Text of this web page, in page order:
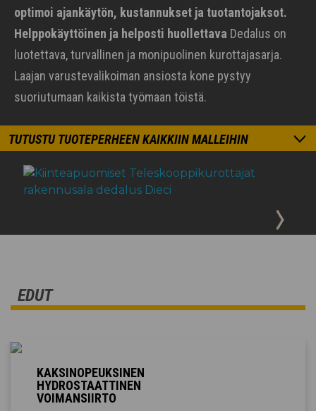
optimoi ajankäytön, kustannukset ja tuotantojaksot.
Helppokäyttöinen ja helposti huollettava Dedalus on
luotettava, turvallinen ja monipuolinen kurottajasarja.
Laajan varustevalikoiman ansiosta kone pystyy
suoriutumaan kaikista työmaan töistä.
TUTUSTU TUOTEPERHEEN KAIKKIIN MALLEIHIN
EDUT
KAKSINOPEUKSINEN
HYDROSTAATTINEN
VOIMANSIIRTO